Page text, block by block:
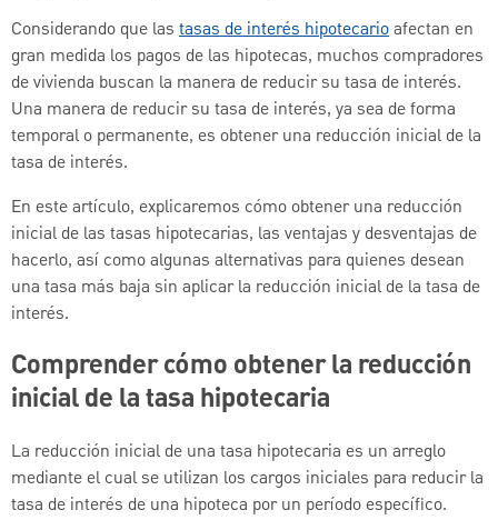
Considerando que las tasas de interés hipotecarioafectan en
gran medida los pagos de las hipotecas, muchos compradores
de vivienda buscan la manera de reducir su tasa de interés.
Una manera de reducir su tasa de interés, ya sea de forma
temporal o permanente, es obtener una reducción inicial de la
tasa de interés.
En este artículo, explicaremos cómo obtener una reducción
inicial de las tasas hipotecarias, las ventajas y desventajas de
hacerlo, así como algunas alternativas para quienes desean
una tasa más baja sin aplicar la reducción inicial de la tasa de
interés.
Comprender cómo obtener la reducción
inicial de la tasa hipotecaria
La reducción inicial de una tasa hipotecaria es un arreglo
mediante el cual se utilizan los cargos iniciales para reducir la
tasa de interés de una hipoteca por un período específico.